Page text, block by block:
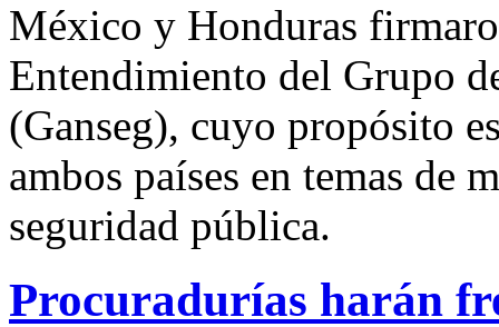
México y Honduras
Entendimiento del Grupo
(Ganseg), cuyo propósito
ambos países en temas de
seguridad pública.
Procuradurías harán